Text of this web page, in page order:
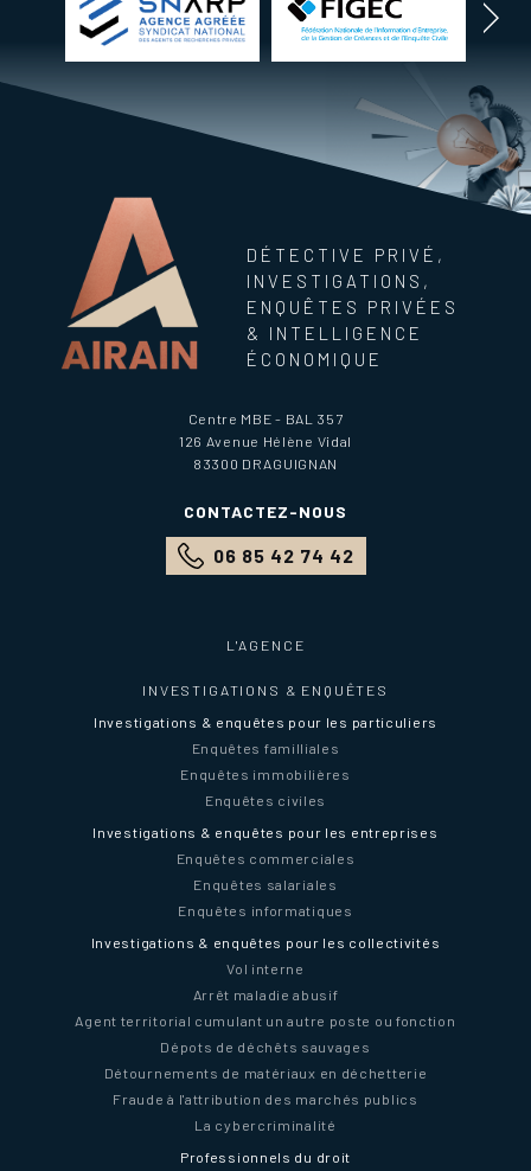
DÉTECTIVE PRIVÉ,
INVESTIGATIONS,
ENQUÊTES PRIVÉES
& INTELLIGENCE
ÉCONOMIQUE
Centre MBE - BAL 357
126 Avenue Hélène Vidal
83300 DRAGUIGNAN
CONTACTEZ-NOUS
06 85 42 74 42
L'AGENCE
INVESTIGATIONS & ENQUÊTES
Investigations & enquêtes pour les particuliers
Enquêtes familliales
Enquêtes immobilières
Enquêtes civiles
Investigations & enquêtes pour les entreprises
Enquêtes commerciales
Enquêtes salariales
Enquêtes informatiques
Investigations & enquêtes pour les collectivités
Vol interne
Arrêt maladie abusif
Agent territorial cumulant un autre poste ou fonction
Dépots de déchêts sauvages
Détournements de matériaux en déchetterie
Fraude à l'attribution des marchés publics
La cybercriminalité
Professionnels du droit